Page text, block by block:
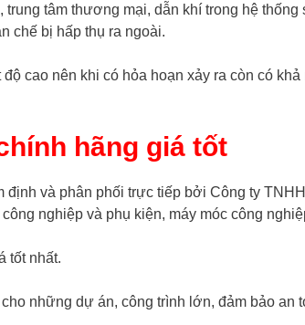
trung tâm thương mại, dẫn khí trong hệ
chế bị hấp thụ ra ngoài.
cao nên khi có hỏa hoạn xảy ra còn có
hãng giá tốt
định và phân phối trực tiếp bởi Công ty
nghiệp và phụ kiện, máy móc công
tốt nhất.
những dự án, công trình lớn, đảm bảo an